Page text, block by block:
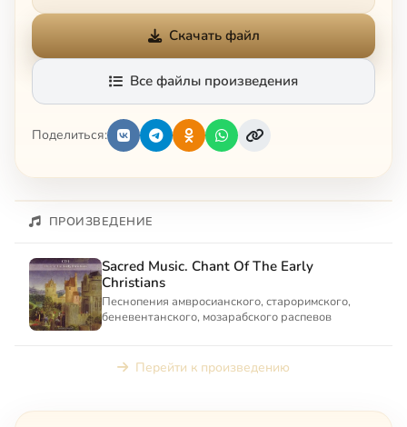
Скачать файл
Все файлы произведения
Поделиться:
ПРОИЗВЕДЕНИЕ
Sacred Music. Chant Of The Early
Christians
Песнопения амвросианского, староримского,
беневентанского, мозарабского распевов
Перейти к произведению